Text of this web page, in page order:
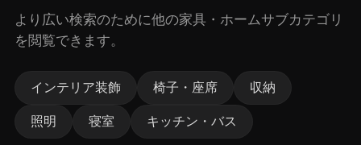
より広い検索のために他の家具・ホームサブカテゴリ
を閲覧できます。
インテリア装飾 椅子・座席 収納
照明 寝室 キッチン・バス